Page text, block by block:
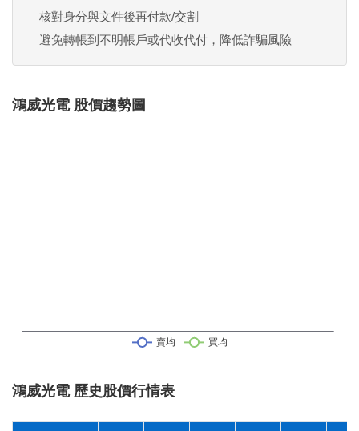
核對身分與文件後再付款/交割
避免轉帳到不明帳戶或代收代付，降低詐騙風險
鴻威光電 股價趨勢圖
鴻威光電 歷史股價行情表